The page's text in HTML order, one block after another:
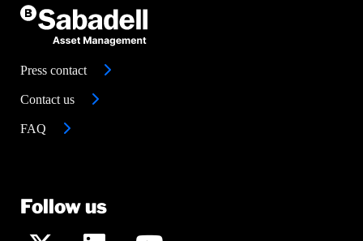
Press contact
Contact us
FAQ
Follow us